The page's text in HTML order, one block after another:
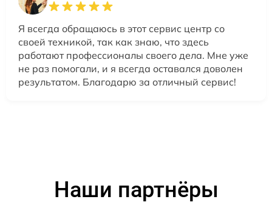
Я всегда обращаюсь в этот сервис центр со
своей техникой, так как знаю, что здесь
работают профессионалы своего дела. Мне уже
не раз помогали, и я всегда оставался доволен
результатом. Благодарю за отличный сервис!
Наши партнёры